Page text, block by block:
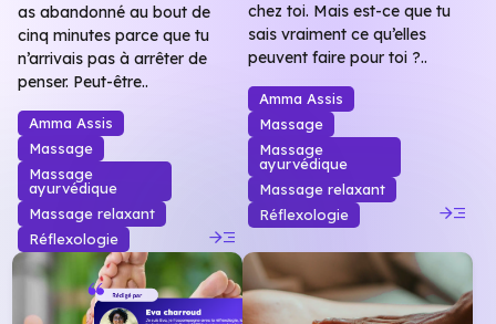
as abandonné au bout de
cinq minutes parce que tu
n’arrivais pas à arrêter de
penser. Peut-être..
Amma Assis
Massage
Massage
ayurvédique
Massage relaxant
Réflexologie
read_more
chez toi. Mais est-ce que tu
sais vraiment ce qu’elles
peuvent faire pour toi ?..
Amma Assis
Massage
Massage
ayurvédique
Massage relaxant
Réflexologie
read_more